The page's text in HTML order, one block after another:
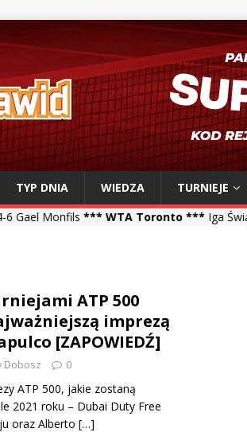
TYP DNIA WIEDZA TURNIEJE
*** WTA Toronto ***Iga Świątek 6-2, 6-1
ATP 500
imprezą
[ZAPOWIEDŹ]
Dobosz 0
ATP 500, jakie zostaną
2021 roku – Dubai Duty Free
oraz Alberto […]